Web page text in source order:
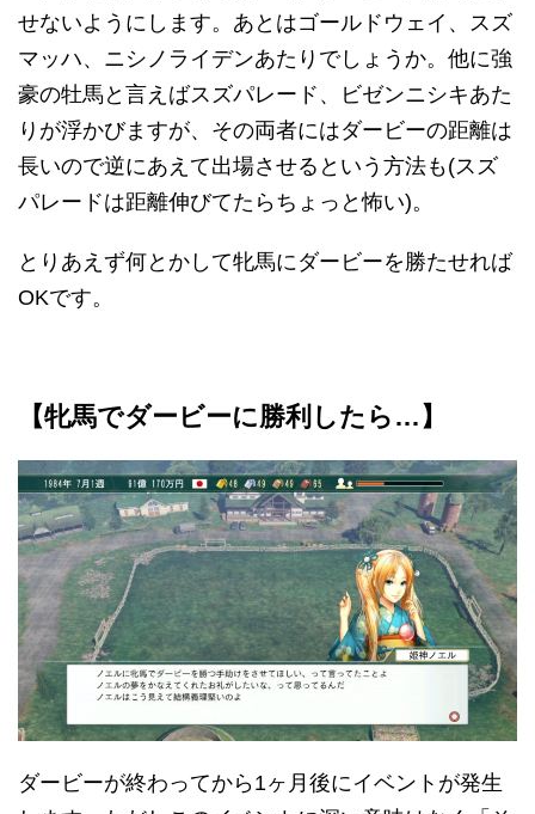
せないようにします。あとはゴールドウェイ、スズ
マッハ、ニシノライデンあたりでしょうか。他に強
豪の牡馬と言えばスズパレード、ビゼンニシキあた
りが浮かびますが、その両者にはダービーの距離は
長いので逆にあえて出場させるという方法も(スズ
パレードは距離伸びてたらちょっと怖い)。
とりあえず何とかして牝馬にダービーを勝たせれば
OKです。
【牝馬でダービーに勝利したら…】
ダービーが終わってから1ヶ月後にイベントが発生